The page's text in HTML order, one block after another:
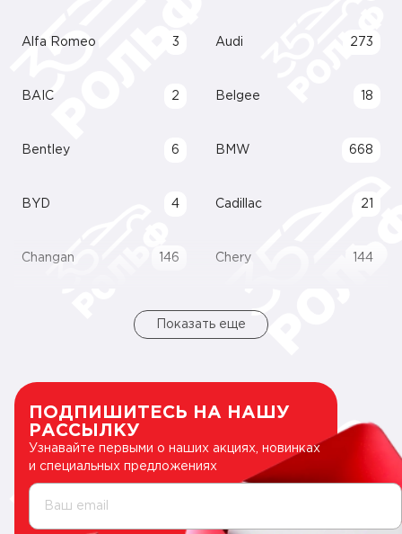
Alfa Romeo 3 Audi 273
BAIC 2 Belgee 18
Bentley 6 BMW 668
BYD 4 Cadillac 21
Changan 146 Chery 144
Показать еще
ПОДПИШИТЕСЬ НА НАШУ
РАССЫЛКУ
Узнавайте первыми о наших акциях, новинках
и специальных предложениях
Ваш email